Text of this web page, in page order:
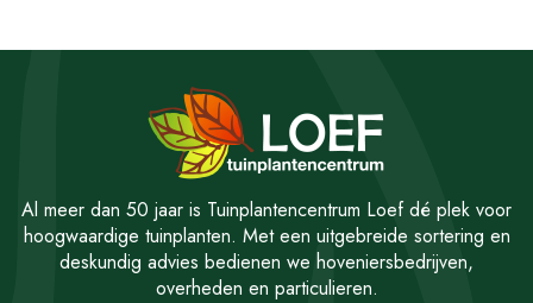
Al meer dan 50 jaar is Tuinplantencentrum Loef dé plek voor
hoogwaardige tuinplanten. Met een uitgebreide sortering en
deskundig advies bedienen we hoveniersbedrijven,
overheden en particulieren.